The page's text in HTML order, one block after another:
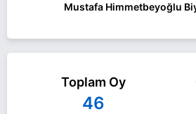
Mustafa Himmetbeyoğlu
başkan adayı olarak ANAP
seçimlerinde yarışıyor.
ilgili daha fazla bilgi için
Toplam Oy
46